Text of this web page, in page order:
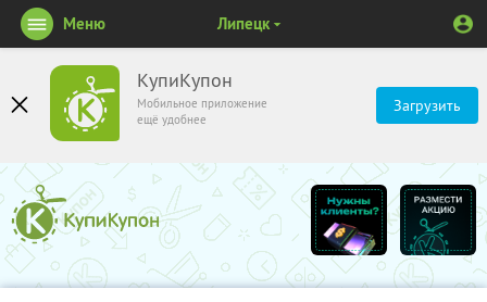
КупиКупон
Мобильное приложение
ещё удобнее
Загрузить
Меню Липецк